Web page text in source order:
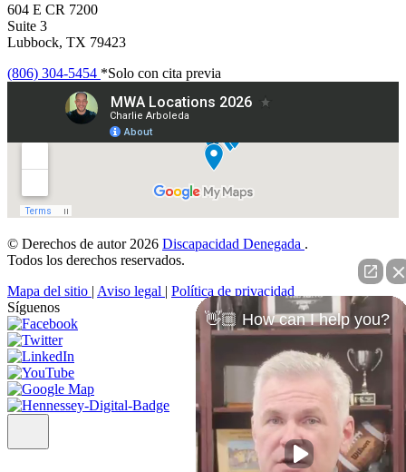
604 E CR 7200
Suite 3
Lubbock, TX 79423
(806) 304-5454 *Solo con cita previa
© Derechos de autor 2026 Discapacidad Denegada .
Todos los derechos reservados.
Mapa del sitio | Aviso legal | Política de privacidad
Síguenos
👋🏼 How can I help you?